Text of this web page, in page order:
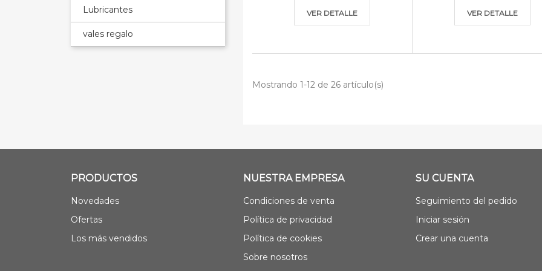
Lubricantes
vales regalo
VER DETALLE VER DETALLE
Mostrando 1-12 de 26 artículo(s)
PRODUCTOS
Novedades
Ofertas
Los más vendidos
NUESTRA EMPRESA
Condiciones de venta
Política de privacidad
Política de cookies
Sobre nosotros
SU CUENTA
Seguimiento del pedido
Iniciar sesión
Crear una cuenta